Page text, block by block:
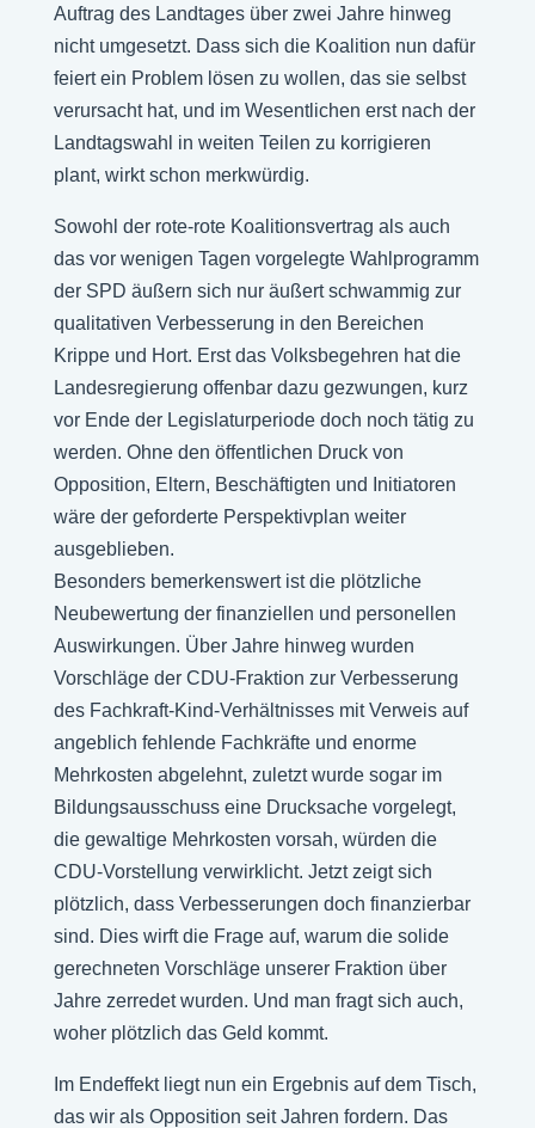
Auftrag des Landtages über zwei Jahre hinweg
nicht umgesetzt. Dass sich die Koalition nun dafür
feiert ein Problem lösen zu wollen, das sie selbst
verursacht hat, und im Wesentlichen erst nach der
Landtagswahl in weiten Teilen zu korrigieren
plant, wirkt schon merkwürdig.
Sowohl der rote-rote Koalitionsvertrag als auch
das vor wenigen Tagen vorgelegte Wahlprogramm
der SPD äußern sich nur äußert schwammig zur
qualitativen Verbesserung in den Bereichen
Krippe und Hort. Erst das Volksbegehren hat die
Landesregierung offenbar dazu gezwungen, kurz
vor Ende der Legislaturperiode doch noch tätig zu
werden. Ohne den öffentlichen Druck von
Opposition, Eltern, Beschäftigten und Initiatoren
wäre der geforderte Perspektivplan weiter
ausgeblieben.
Besonders bemerkenswert ist die plötzliche
Neubewertung der finanziellen und personellen
Auswirkungen. Über Jahre hinweg wurden
Vorschläge der CDU-Fraktion zur Verbesserung
des Fachkraft-Kind-Verhältnisses mit Verweis auf
angeblich fehlende Fachkräfte und enorme
Mehrkosten abgelehnt, zuletzt wurde sogar im
Bildungsausschuss eine Drucksache vorgelegt,
die gewaltige Mehrkosten vorsah, würden die
CDU-Vorstellung verwirklicht. Jetzt zeigt sich
plötzlich, dass Verbesserungen doch finanzierbar
sind. Dies wirft die Frage auf, warum die solide
gerechneten Vorschläge unserer Fraktion über
Jahre zerredet wurden. Und man fragt sich auch,
woher plötzlich das Geld kommt.
Im Endeffekt liegt nun ein Ergebnis auf dem Tisch,
das wir als Opposition seit Jahren fordern. Das